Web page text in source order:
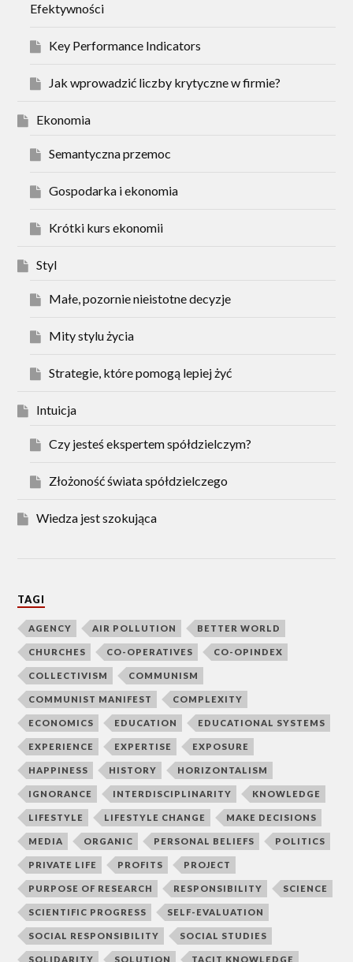
Efektywności
Key Performance Indicators
Jak wprowadzić liczby krytyczne w firmie?
Ekonomia
Semantyczna przemoc
Gospodarka i ekonomia
Krótki kurs ekonomii
Styl
Małe, pozornie nieistotne decyzje
Mity stylu życia
Strategie, które pomogą lepiej żyć
Intuicja
Czy jesteś ekspertem spółdzielczym?
Złożoność świata spółdzielczego
Wiedza jest szokująca
TAGI
AGENCY AIR POLLUTION BETTER WORLD
CHURCHES CO-OPERATIVES CO-OPINDEX
COLLECTIVISM COMMUNISM
COMMUNIST MANIFEST COMPLEXITY
ECONOMICS EDUCATION EDUCATIONAL SYSTEMS
EXPERIENCE EXPERTISE EXPOSURE
HAPPINESS HISTORY HORIZONTALISM
IGNORANCE INTERDISCIPLINARITY KNOWLEDGE
LIFESTYLE LIFESTYLE CHANGE MAKE DECISIONS
MEDIA ORGANIC PERSONAL BELIEFS POLITICS
PRIVATE LIFE PROFITS PROJECT
PURPOSE OF RESEARCH RESPONSIBILITY SCIENCE
SCIENTIFIC PROGRESS SELF-EVALUATION
SOCIAL RESPONSIBILITY SOCIAL STUDIES
SOLIDARITY SOLUTION TACIT KNOWLEDGE